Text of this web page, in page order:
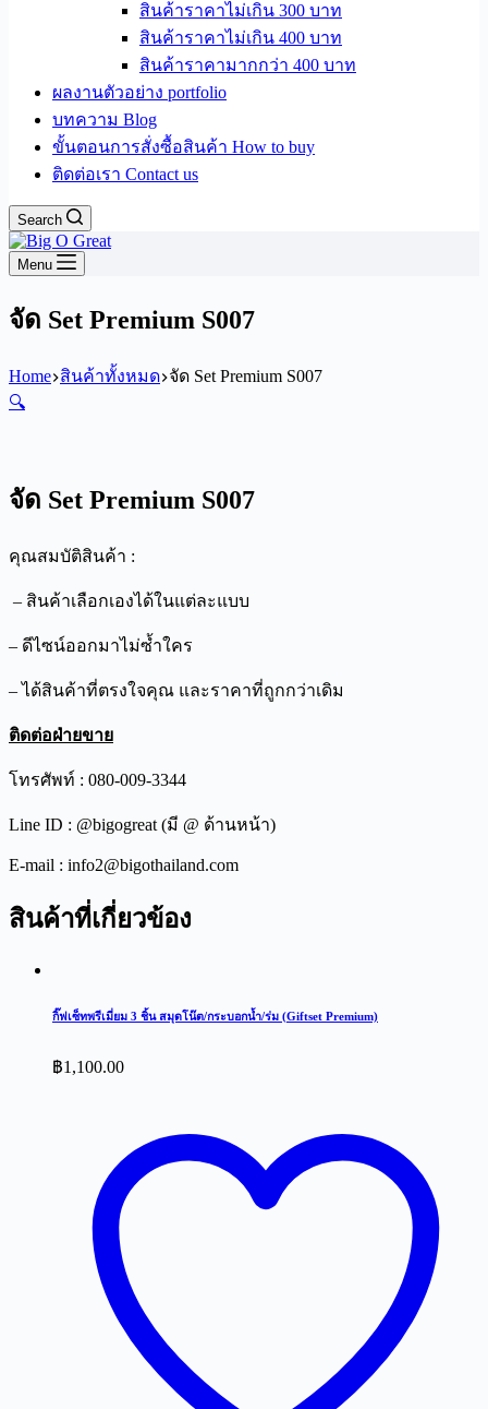
สินค้าราคาไม่เกิน 300 บาท
สินค้าราคาไม่เกิน 400 บาท
สินค้าราคามากกว่า 400 บาท
ผลงานตัวอย่าง portfolio
บทความ Blog
ขั้นตอนการสั่งซื้อสินค้า How to buy
ติดต่อเรา Contact us
Search
Menu
จัด Set Premium S007
Home สินค้าทั้งหมด จัด Set Premium S007
🔍
จัด Set Premium S007
คุณสมบัติสินค้า :
– สินค้าเลือกเองได้ในแต่ละแบบ
– ดีไซน์ออกมาไม่ซ้ำใคร
– ได้สินค้าที่ตรงใจคุณ และราคาที่ถูกกว่าเดิม
ติดต่อฝ่ายขาย
โทรศัพท์ : 080-009-3344
Line ID : @bigogreat (มี @ ด้านหน้า)
E-mail : info2@bigothailand.com
สินค้าที่เกี่ยวข้อง
กิ๊ฟเซ็ทพรีเมี่ยม 3 ชิ้น สมุดโน๊ต/กระบอกน้ำ/ร่ม (Giftset Premium)
฿1,100.00